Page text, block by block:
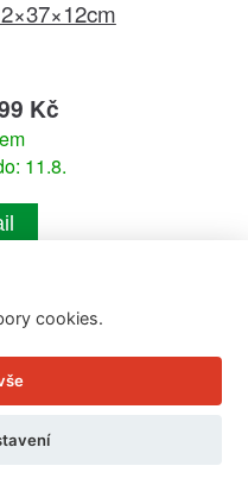
Kč
11.8.
cookies.